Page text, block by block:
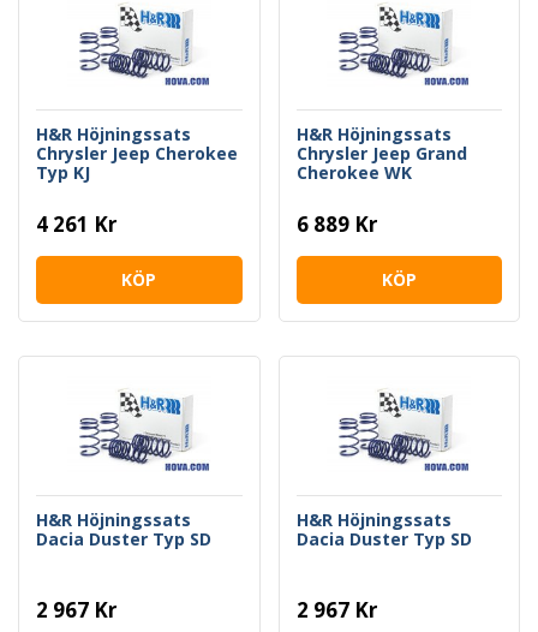
H&R Höjningssats
Chrysler Jeep Cherokee
Typ KJ
4 261 Kr
KÖP
H&R Höjningssats
Chrysler Jeep Grand
Cherokee WK
6 889 Kr
KÖP
H&R Höjningssats
Dacia Duster Typ SD
2 967 Kr
H&R Höjningssats
Dacia Duster Typ SD
2 967 Kr